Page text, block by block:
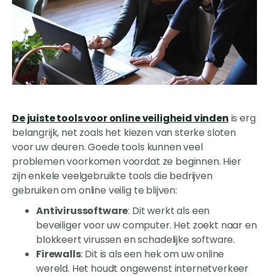
De juiste tools voor online veiligheid vinden is erg
belangrijk, net zoals het kiezen van sterke sloten
voor uw deuren. Goede tools kunnen veel
problemen voorkomen voordat ze beginnen. Hier
zijn enkele veelgebruikte tools die bedrijven
gebruiken om online veilig te blijven:
Antivirussoftware: Dit werkt als een
beveiliger voor uw computer. Het zoekt naar en
blokkeert virussen en schadelijke software.
Firewalls: Dit is als een hek om uw online
wereld. Het houdt ongewenst internetverkeer